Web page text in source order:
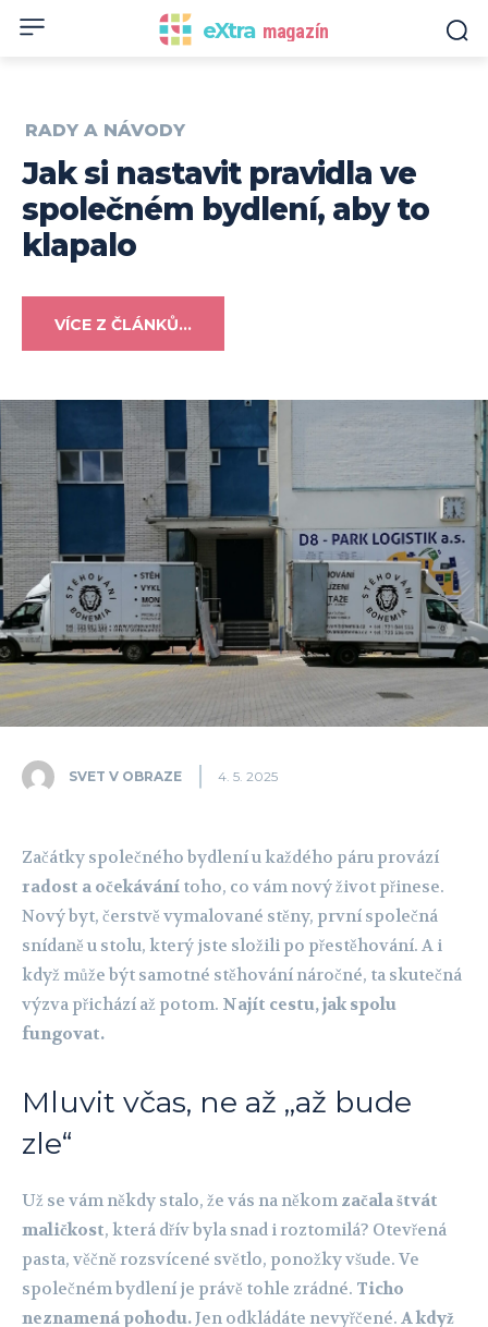
eXtra magazín
RADY A NÁVODY
Jak si nastavit pravidla ve
společném bydlení, aby to
klapalo
VÍCE Z ČLÁNKŮ...
SVET V OBRAZE 4. 5. 2025
Začátky společného bydlení u každého páru provází
radost a očekávání toho, co vám nový život přinese.
Nový byt, čerstvě vymalované stěny, první společná
snídaně u stolu, který jste složili po přestěhování. A i
když může být samotné stěhování náročné, ta skutečná
výzva přichází až potom. Najít cestu, jak spolu
fungovat.
Mluvit včas, ne až „až bude
zle“
Už se vám někdy stalo, že vás na někom začala štvát
maličkost, která dřív byla snad i roztomilá? Otevřená
pasta, věčně rozsvícené světlo, ponožky všude. Ve
společném bydlení je právě tohle zrádné. Ticho
neznamená pohodu.Jen odkládáte nevyřčené. A když